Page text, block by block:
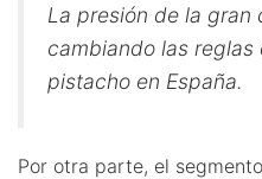
La presión de la gran
cambiando las
pistacho en España.
Por otra parte, el